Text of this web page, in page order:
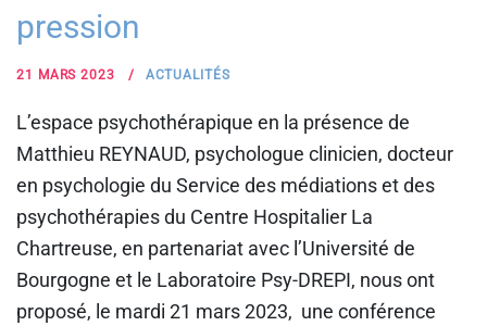
pression
21 MARS 2023 ACTUALITÉS
L’espace psychothérapique en la présence de
Matthieu REYNAUD, psychologue clinicien, docteur
en psychologie du Service des médiations et des
psychothérapies du Centre Hospitalier La
Chartreuse, en partenariat avec l’Université de
Bourgogne et le Laboratoire Psy-DREPI, nous ont
proposé, le mardi 21 mars 2023, une conférence